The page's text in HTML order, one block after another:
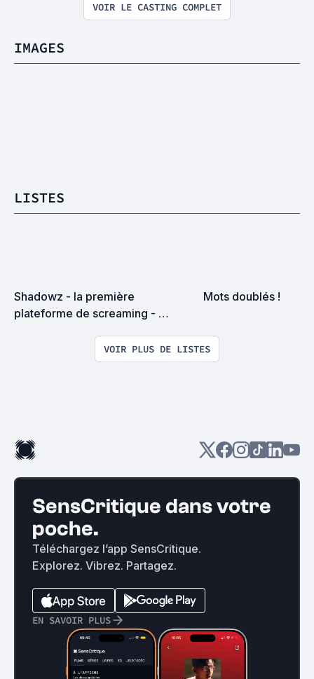
VOIR LE CASTING COMPLET
IMAGES
LISTES
Shadowz - la première
plateforme de screaming -
Mots doublés !
VOIR PLUS DE LISTES
SensCritique dans votre
poche.
Téléchargez l’app SensCritique.
Explorez. Vibrez. Partagez.
EN SAVOIR PLUS